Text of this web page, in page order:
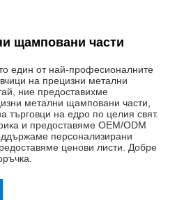
щамповани части
един от най-професионалните
на прецизни метални
ние предоставихме
метални щамповани части,
търговци на едро по целия свят.
и предоставяме OEM/ODM
персонализирани
ценови листи. Добре